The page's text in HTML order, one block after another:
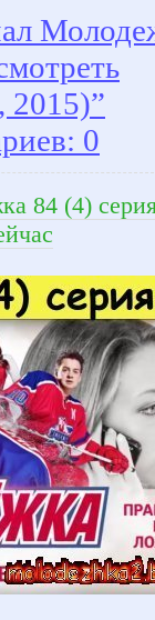
2015)”
0
84 (4)